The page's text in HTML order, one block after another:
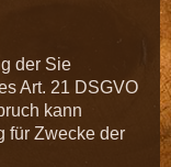
der Sie
Art. 21 DSGVO
kann
für Zwecke der